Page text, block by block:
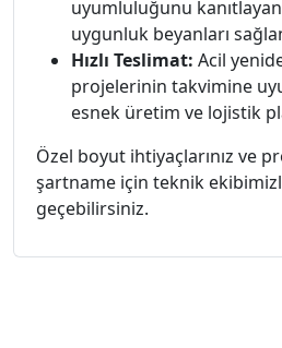
uyumluluğunu
uygunluk beyanları
Hızlı Teslimat: Acil
projelerinin takvimine
esnek üretim ve lojistik
Özel boyut ihtiyaçlarınız ve
şartname için teknik
geçebilirsiniz.